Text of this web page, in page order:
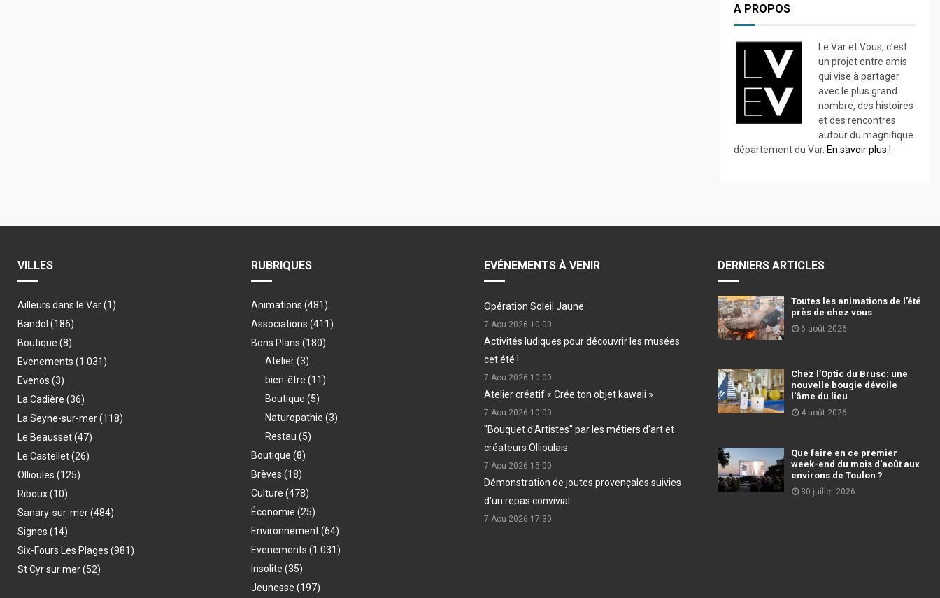
A PROPOS
Le Var et Vous, c’est
un projet entre amis
qui vise à partager
avec le plus grand
nombre, des histoires
et des rencontres
autour du magnifique
département du Var. En savoir plus !
VILLES
Ailleurs dans le Var(1)
Bandol (186)
Boutique (8)
Evenements (1 031)
Evenos (3)
La Cadière (36)
La Seyne-sur-mer(118)
Le Beausset(47)
Le Castellet(26)
Ollioules (125)
Riboux(10)
Sanary-sur-mer(484)
Signes (14)
Six-Fours Les Plages (981)
St Cyr sur mer(52)
RUBRIQUES
Animations (481)
Associations (411)
Bons Plans (180)
Atelier(3)
bien-être (11)
Boutique (5)
Naturopathie (3)
Restau (5)
Boutique (8)
Brèves (18)
Culture (478)
Économie (25)
Environnement(64)
Evenements (1 031)
Insolite (35)
Jeunesse (197)
EVÉNEMENTS À VENIR
Opération Soleil Jaune
7 Aou 2026 10:00
Activités ludiques pour découvrir les musées
cet été !
7 Aou 2026 10:00
Atelier créatif « Crée ton objet kawaii »
7 Aou 2026 10:00
"Bouquet d'Artistes" par les métiers d'art et
créateurs Ollioulais
7 Aou 2026 15:00
Démonstration de joutes provençales suivies
d'un repas convivial
7 Aou 2026 17:30
DERNIERS ARTICLES
Toutes les animations de l’été
près de chez vous
6 août 2026
Chez l’Optic du Brusc: une
nouvelle bougie dévoile
l’âme du lieu
4 août 2026
Que faire en ce premier
week-end du mois d’août aux
environs de Toulon ?
30 juillet 2026